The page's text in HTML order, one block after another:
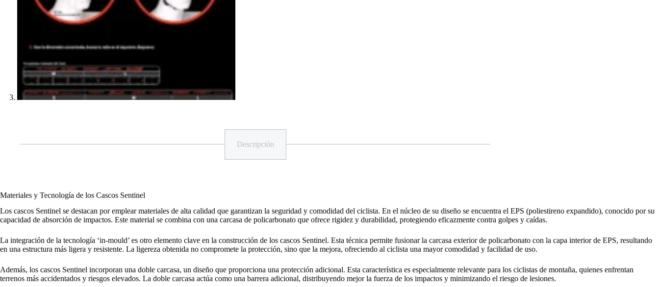
Descripción
Materiales y Tecnología de los Cascos Sentinel
Los cascos Sentinel se destacan por emplear materiales de alta calidad que garantizan la seguridad y comodidad del ciclista. En el núcleo de su diseño se encuentra el EPS (poliestireno expandido), conocido por su
capacidad de absorción de impactos. Este material se combina con una carcasa de policarbonato que ofrece rigidez y durabilidad, protegiendo eficazmente contra golpes y caídas.
La integración de la tecnología ‘in-mould’ es otro elemento clave en la construcción de los cascos Sentinel. Esta técnica permite fusionar la carcasa exterior de policarbonato con la capa interior de EPS, resultando
en una estructura más ligera y resistente. La ligereza obtenida no compromete la protección, sino que la mejora, ofreciendo al ciclista una mayor comodidad y facilidad de uso.
Además, los cascos Sentinel incorporan una doble carcasa, un diseño que proporciona una protección adicional. Esta característica es especialmente relevante para los ciclistas de montaña, quienes enfrentan
terrenos más accidentados y riesgos elevados. La doble carcasa actúa como una barrera adicional, distribuyendo mejor la fuerza de los impactos y minimizando el riesgo de lesiones.